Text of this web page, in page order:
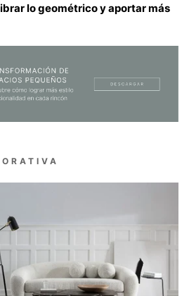
lo geométrico y aportar más